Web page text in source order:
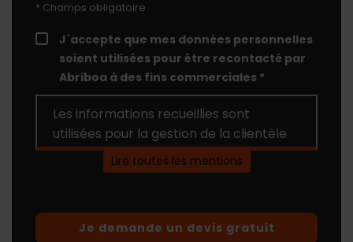
* Champs obligatoire
J´accepte que mes données personnelles
soient utilisées pour être recontacté par
Abriboa à des fins commerciales *
Les informations recueillies sont
utilisées pour la gestion de la clientèle
et du support client. Conformément au
règlement général sur la protection
pouvez exercer votre droit d'accès aux
données en contactant Abriboa par
Lire toutes les mentions